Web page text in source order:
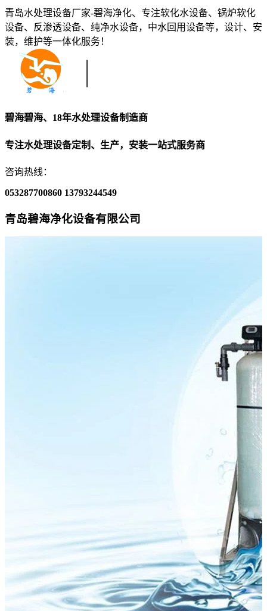
青岛水处理设备厂家-碧海净化、专注软化水设备、锅炉软化
设备、反渗透设备、纯净水设备，中水回用设备等，设计、安
装，维护等一体化服务！
碧海碧海、18年水处理设备制造商
专注水处理设备定制、生产，安装一站式服务商
咨询热线：
053287700860 13793244549
青岛碧海净化设备有限公司